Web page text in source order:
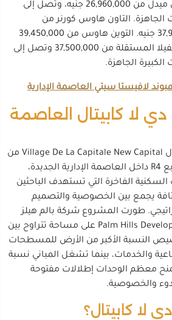
تبدأ أسعار التاون هاوس ميدل من 26,960,000 جنيه، وتصل إلى
الجاهزة. التاون هاوس كورنر من
37,460,000 حتى 37,960,000 جنيه. التوين هاوس من 39,450,000
حتى 45,000,000 جنيه. الفيلا المستقلة من 37,500,000 وتصل إلى
لافيستا سيتي العاصمة الإدارية
لا كابيتال العاصمة
كمبوند فيلاج دو لا كابيتال Village De La Capitale New Capital من
أبرز مشروعات الحي الرابع R4 داخل العاصمة الإدارية الجديدة،
الفاخرة التي تستهدف الباحثين
يجمع بين الخصوصية والتصميم
طورت المشروع شركة بالم هيلز
للتطوير العقاري Palm Hills Developments على مساحة تتراوح بين
تخصيص النسبة الأكبر من الأرض للمسطحات
والخدمات، بينما تشغل المباني نسبة
معظم الوحدات إطلالات مفتوحة
والخصوصية.
لا كابيتال؟